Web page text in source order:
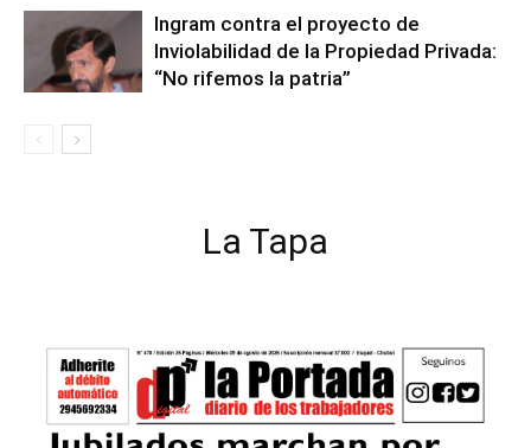
Ingram contra el proyecto de
Inviolabilidad de la Propiedad Privada:
“No rifemos la patria”
La Tapa